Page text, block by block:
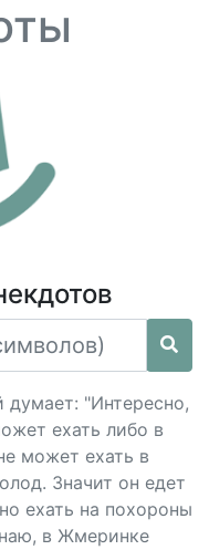
думает: "Интересно,
ехать либо в
может ехать в
Значит он едет
ехать на похороны
в Жмеринке